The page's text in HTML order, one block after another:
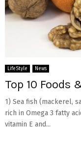
LifeStyle News
Top 10 Foods
1) Sea fish (mackerel,
rich in Omega 3 fatty
vitamin E and...